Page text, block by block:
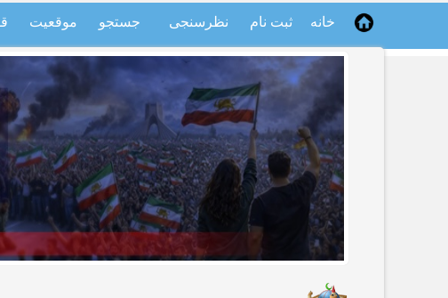
خانه ثبت نام نظرسنجی جستجو موقعیت